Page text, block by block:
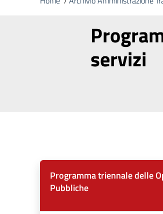
servizi
Programma triennale delle
Pubbliche